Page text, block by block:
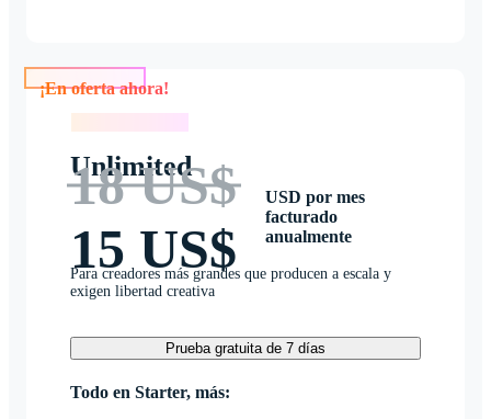
Unlimited
18 US$
15 US$
USD por mes
facturado
anualmente
Para creadores más grandes que producen a escala y
exigen libertad creativa
Prueba gratuita de 7 días
Todo en Starter, más: